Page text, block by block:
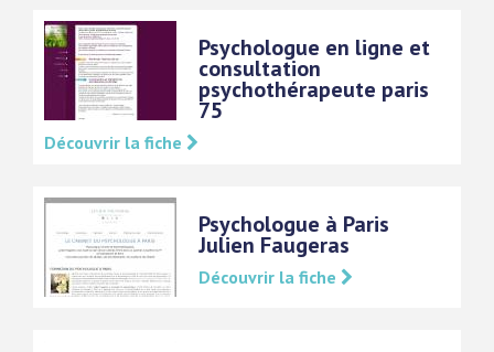
Psychologue en ligne et
consultation
psychothérapeute paris
75
Découvrir la fiche
Psychologue à Paris
Julien Faugeras
Découvrir la fiche